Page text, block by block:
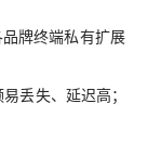
牌终端私有扩展
丢失、延迟高；